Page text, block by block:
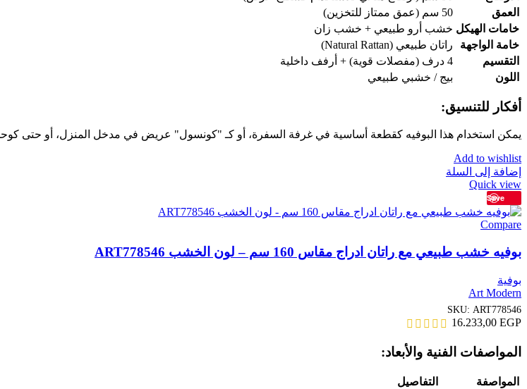
العمق
50 سم (عمق ممتاز للتخزين)
خامات الهيكل خشب أرو طبيعي + خشب زان
خامة الواجهة
راتان طبيعي (Natural Rattan)
التقسيم
4 درف (مفصلات قوية) + أرفف داخلية
اللون
بيج / خشبي طبيعي
أفكار للتنسيق:
يمكن استخدام هذا البوفيه كقطعة أساسية في غرفة السفرة، أو كـ "كونسول" عريض في مدخل المنزل، أو حتى
Add to wishlist
إضافة إلى السلة
Quick view
Save
Compare
بوفيه خشب طبيعي مع راتان ادراج مقاس 160 سم – لون الخشب ART778546
بوفية
Art Modern
SKU: ART778546
16.233,00 EGP
المواصفات الفنية والأبعاد:
المواصفة
التفاصيل